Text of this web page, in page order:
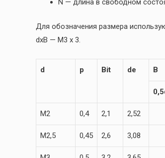
N — длина в свободном
Для обозначения размера
dxB — M3 x 3.
d p Bit de B
M2 0,4 2,1 2,52
M2,5 0,45 2,6 3,08